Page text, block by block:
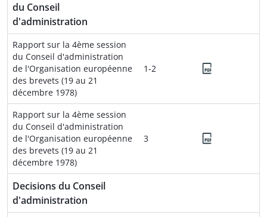
du Conseil
d'administration
Rapport sur la 4ème session
du Conseil d'administration
de l'Organisation européenne
des brevets (19 au 21
décembre 1978)
1-2
Rapport sur la 4ème session
du Conseil d'administration
de l'Organisation européenne
des brevets (19 au 21
décembre 1978)
3
Decisions du Conseil
d'administration